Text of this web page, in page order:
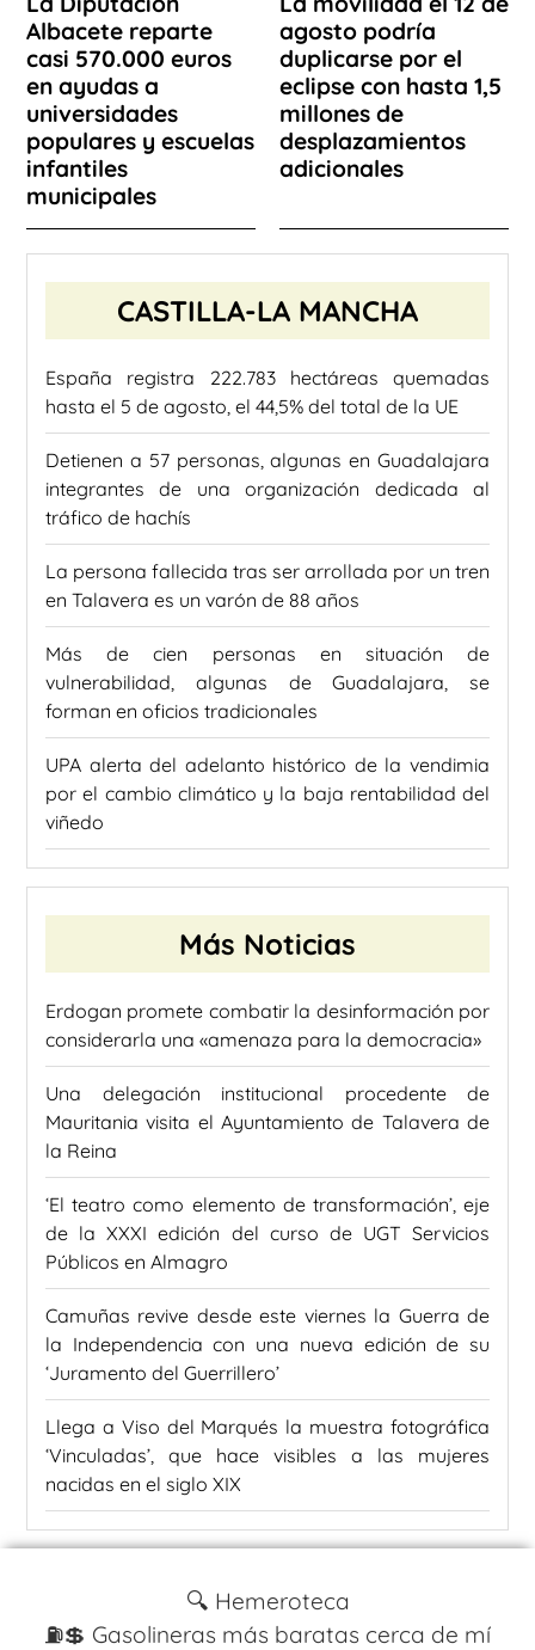
Albacete reparte
casi 570.000 euros
en ayudas a
universidades
populares y escuelas
infantiles
municipales
agosto podría
duplicarse por el
eclipse con hasta 1,5
millones de
desplazamientos
adicionales
CASTILLA-LA MANCHA
España registra 222.783 hectáreas quemadas
hasta el 5 de agosto, el 44,5% del total de la UE
Detienen a 57 personas, algunas en Guadalajara
integrantes de una organización dedicada al
tráfico de hachís
La persona fallecida tras ser arrollada por un tren
en Talavera es un varón de 88 años
Más de cien personas en situación de
vulnerabilidad, algunas de Guadalajara, se
forman en oficios tradicionales
UPA alerta del adelanto histórico de la vendimia
por el cambio climático y la baja rentabilidad del
viñedo
Más Noticias
Erdogan promete combatir la desinformación por
considerarla una «amenaza para la democracia»
Una delegación institucional procedente de
Mauritania visita el Ayuntamiento de Talavera de
la Reina
‘El teatro como elemento de transformación’, eje
de la XXXI edición del curso de UGT Servicios
Públicos en Almagro
Camuñas revive desde este viernes la Guerra de
la Independencia con una nueva edición de su
‘Juramento del Guerrillero’
Llega a Viso del Marqués la muestra fotográfica
‘Vinculadas’, que hace visibles a las mujeres
nacidas en el siglo XIX
🔍 Hemeroteca
⛽️💲 Gasolineras más baratas cerca de mí